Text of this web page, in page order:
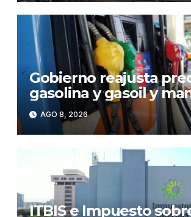
Gobierno reajusta
gasolina y gasoil y
congelado el GLP
AGO 8, 2026
ITBIS e Impuesto